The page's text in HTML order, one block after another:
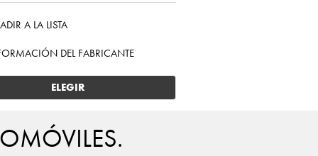
A LA LISTA
DEL FABRICANTE
ELEGIR